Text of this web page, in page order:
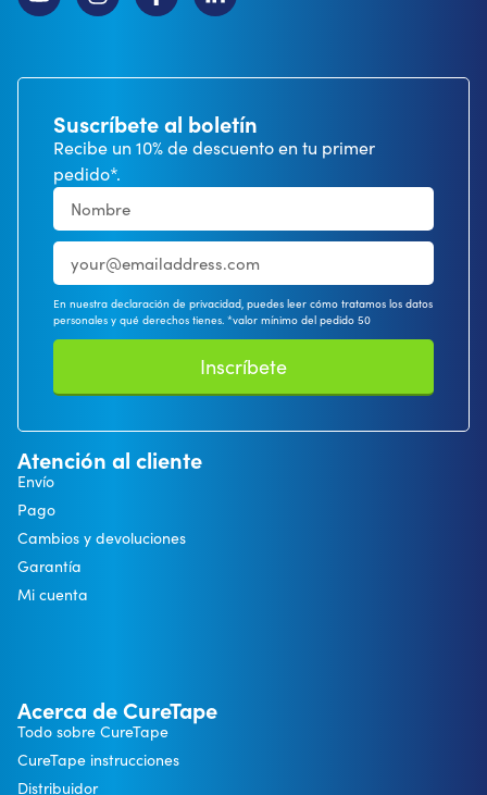
Suscríbete al boletín
Recibe un 10% de descuento en tu primer
pedido*.
En nuestra declaración de privacidad, puedes leer cómo tratamos los datos
personales y qué derechos tienes. *valor mínimo del pedido 50
Inscríbete
Atención al cliente
Envío
Pago
Cambios y devoluciones
Garantía
Mi cuenta
Acerca de CureTape
Todo sobre CureTape
CureTape instrucciones
Distribuidor